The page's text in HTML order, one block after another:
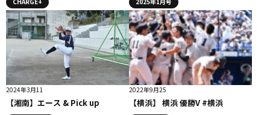
2024年3月11
【湘南】エース & Pick up
2022年9月25
【横浜】 横浜 優勝V #横浜